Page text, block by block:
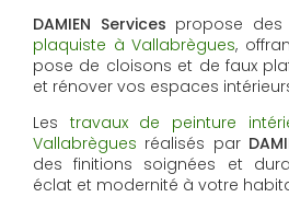
DAMIEN Services propose des
plaquiste à Vallabrègues,
pose de cloisons et de faux
et rénover vos espaces
Les travaux de peinture
Vallabrègues réalisés par
des finitions soignées et
éclat et modernité à votre